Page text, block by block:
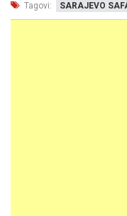
Tagovi: SARAJEVO